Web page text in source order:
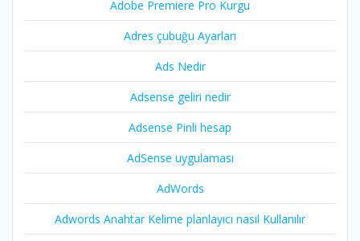
Adobe Premiere Pro Kurgu
Adres çubuğu Ayarları
Ads Nedir
Adsense geliri nedir
Adsense Pinli hesap
AdSense uygulaması
AdWords
Adwords Anahtar Kelime planlayıcı nasıl Kullanılır